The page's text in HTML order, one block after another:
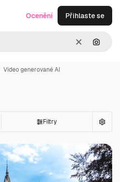
ZrušitHledat
Ocenění Přihlaste se
Video generované AI
Filtry